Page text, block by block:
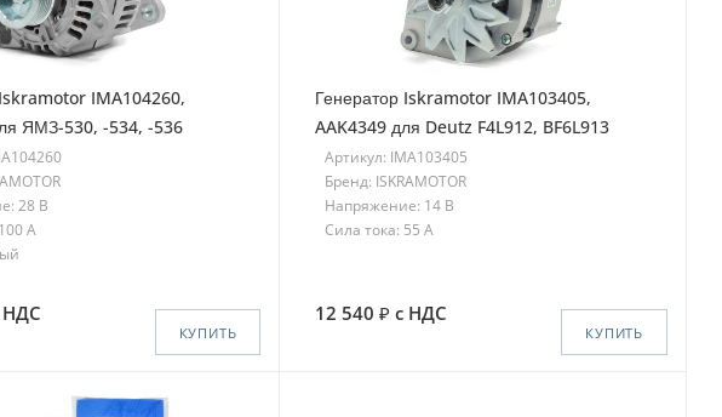
IMA104260,
ЯМЗ-530, -534, -536
28 В
A
НДС
КУПИТЬ
Генератор Iskramotor IMA103405,
AAK4349 для Deutz F4L912, BF6L913
Артикул: IMA103405
Бренд: ISKRAMOTOR
Напряжение: 14 В
Сила тока: 55 A
12 540 с НДС
КУПИТЬ